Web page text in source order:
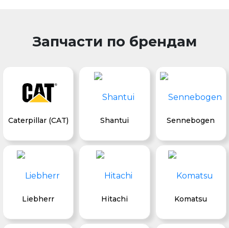
Запчасти по брендам
Caterpillar (CAT) Shantui Sennebogen
Liebherr Hitachi Komatsu